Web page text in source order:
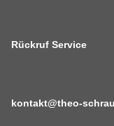
Rückruf Service
kontakt@theo-